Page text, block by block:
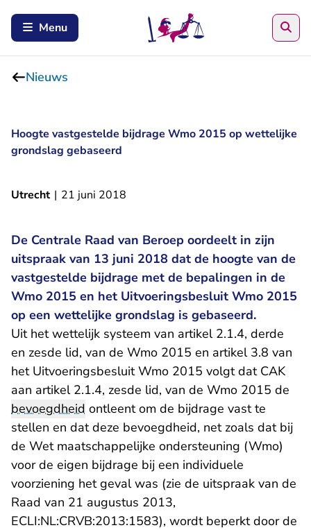
Menu
Nieuws
Hoogte vastgestelde bijdrage Wmo 2015 op wettelijke
grondslag gebaseerd
Utrecht | 21 juni 2018
De Centrale Raad van Beroep oordeelt in zijn
uitspraak van 13 juni 2018 dat de hoogte van de
vastgestelde bijdrage met de bepalingen in de
Wmo 2015 en het Uitvoeringsbesluit Wmo 2015
op een wettelijke grondslag is gebaseerd.
Uit het wettelijk systeem van artikel 2.1.4, derde
en zesde lid, van de Wmo 2015 en artikel 3.8 van
het Uitvoeringsbesluit Wmo 2015 volgt dat CAK
aan artikel 2.1.4, zesde lid, van de Wmo 2015 de
bevoegdheid ontleent om de bijdrage vast te
stellen en dat deze bevoegdheid, net zoals dat bij
de Wet maatschappelijke ondersteuning (Wmo)
voor de eigen bijdrage bij een individuele
voorziening het geval was (zie de uitspraak van de
Raad van 21 augustus 2013,
ECLI:NL:CRVB:2013:1583- U verlaat Rechtspraak.nl
), wordt beperkt door de